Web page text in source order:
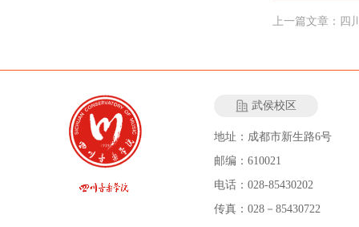
上一篇文章：四
武侯校区
地址：成都市新生路6号
邮编：610021
电话：028-85430202
传真：028－85430722